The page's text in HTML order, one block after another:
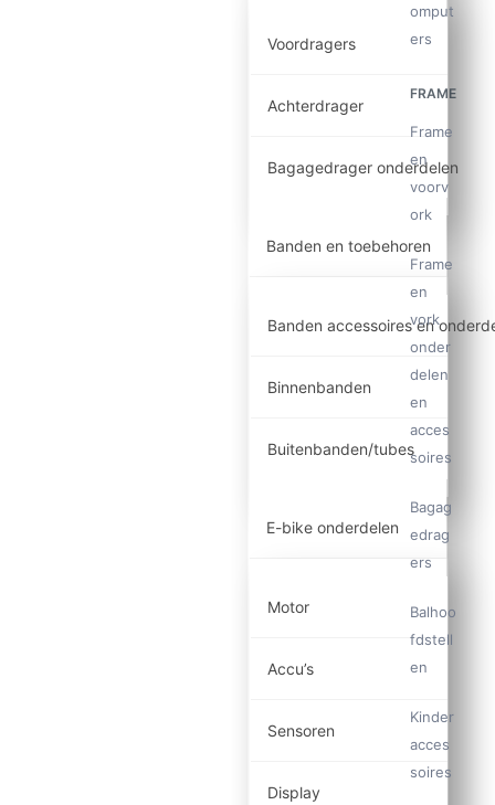
Voordragers
Achterdrager
Bagagedrager onderdelen
Banden en toebehoren
Banden accessoires en
Binnenbanden
Buitenbanden/tubes
E-bike onderdelen
Motor
Accu’s
Sensoren
Display
omput
ers
FRAME
Frame
en
voorv
ork
Frame
en
vork
onder
delen
en
acces
soires
Bagag
edrag
ers
Balhoo
fdstell
en
Kinder
acces
soires